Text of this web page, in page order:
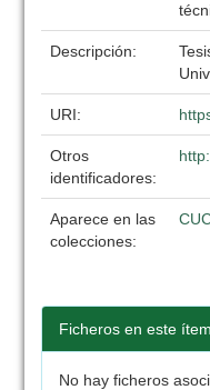
Descripción:
URI:
Otros
identificadores:
Aparece en las
colecciones:
Ficheros en este
No hay ficheros